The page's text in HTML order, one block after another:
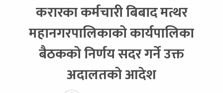
करारका कर्मचारी बिबाद मत्थर
महानगरपालिकाको कार्यपालिका
बैठकको निर्णय सदर गर्ने उक्त
अदालतको आदेश